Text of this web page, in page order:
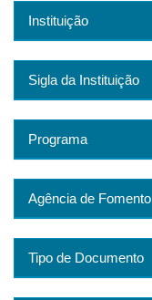
Instituição
Sigla da Instituição
Programa
Agência de Fomento
Tipo de Documento